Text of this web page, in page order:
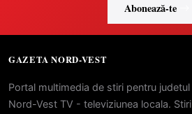
Abonează-te
GAZETA NORD-VEST
Portal multimedia de stiri pentru
Nord-Vest TV - televiziunea locala.